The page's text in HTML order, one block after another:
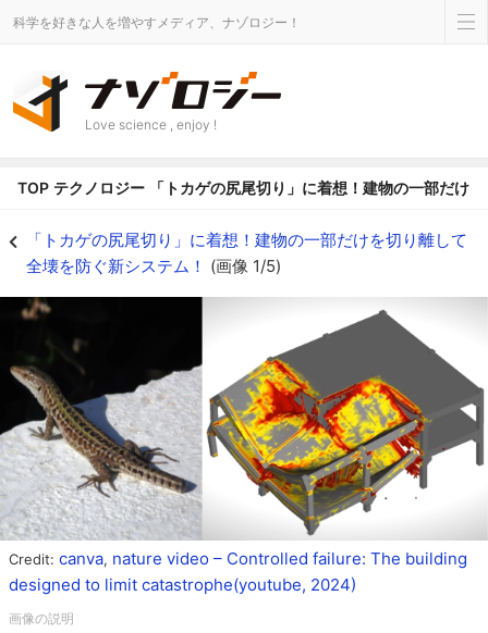
科学を好きな人を増やすメディア、ナゾロジー！
Love science , enjoy !
TOP テクノロジー 「トカゲの尻尾切り」に着想！建物の一部だけ
「トカゲの尻尾切り」に着想！建物の一部だけを切り離して
全壊を防ぐ新システム！ (画像 1/5)
Credit: canva, nature video – Controlled failure: The building
designed to limit catastrophe(youtube, 2024)